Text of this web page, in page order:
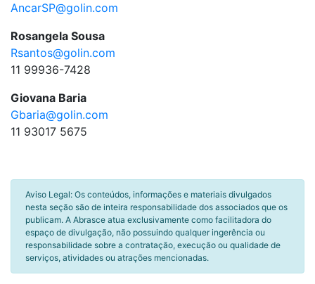
AncarSP@golin.com
Rosangela Sousa
Rsantos@golin.com
11 99936-7428
Giovana Baria
Gbaria@golin.com
11 93017 5675
Aviso Legal: Os conteúdos, informações e materiais divulgados
nesta seção são de inteira responsabilidade dos associados que os
publicam. A Abrasce atua exclusivamente como facilitadora do
espaço de divulgação, não possuindo qualquer ingerência ou
responsabilidade sobre a contratação, execução ou qualidade de
serviços, atividades ou atrações mencionadas.